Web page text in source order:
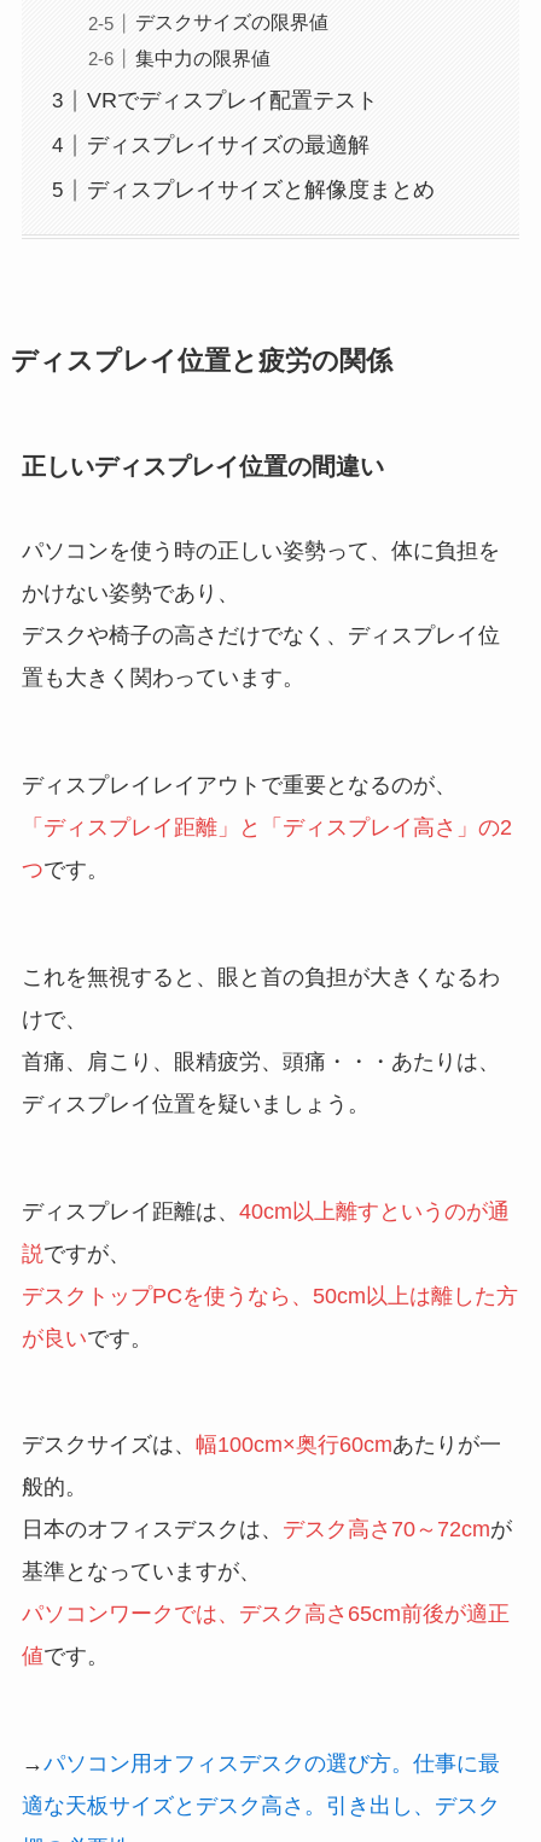
デスクサイズの限界値
集中力の限界値
VRでディスプレイ配置テスト
ディスプレイサイズの最適解
ディスプレイサイズと解像度まとめ
ディスプレイ位置と疲労の関係
正しいディスプレイ位置の間違い
パソコンを使う時の正しい姿勢って、体に負担を
かけない姿勢であり、
デスクや椅子の高さだけでなく、ディスプレイ位
置も大きく関わっています。
ディスプレイレイアウトで重要となるのが、
「ディスプレイ距離」と「ディスプレイ高さ」の2
つです。
これを無視すると、眼と首の負担が大きくなるわ
けで、
首痛、肩こり、眼精疲労、頭痛・・・あたりは、
ディスプレイ位置を疑いましょう。
ディスプレイ距離は、 40cm以上離すというのが通
説ですが、
デスクトップPCを使うなら、50cm以上は離した方
が良いです。
デスクサイズは、 幅100cm×奥行60cmあたりが一
般的。
日本のオフィスデスクは、 デスク高さ70～72cmが
基準となっていますが、
パソコンワークでは、デスク高さ65cm前後が適正
値です。
→パソコン用オフィスデスクの選び方。仕事に最
適な天板サイズとデスク高さ。引き出し、デスク